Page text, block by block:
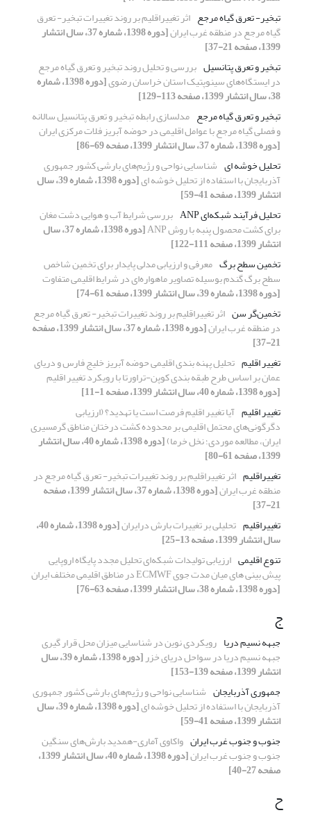
تبخیر- تعرق گیاه مرجع اثر تغییراقلیم بر روند تغییرات تبخیر- تعرق
گیاه مرجع در منطقه‌ غرب ایران [دوره 1398، شماره 37، سال انتشار
1399، صفحه 21-37]
تبخیر و تعرق پتانسیل بررسی و تحلیل روند تبخیر و تعرق گیاه مرجع
در ایستگاه‌های سینوپتیک استان خراسان رضوی [دوره 1398، شماره
38، سال انتشار 1399، صفحه 113-129]
تبخیر و تعرق گیاه مرجع مدلسازی رابطه تبخیر و تعرق پتانسیل سالانه
و فصلی گیاه مرجع با عوامل اقلیمی در حوضه آبریز فلات مرکزی ایران
[دوره 1398، شماره 37، سال انتشار 1399، صفحه 69-86]
تحلیل خوشه ای شناسایی نواحی و رژیم‌های بارشی کشور جمهوری
آذربایجان با استفاده از تحلیل خوشه ای [دوره 1398، شماره 39، سال
انتشار 1399، صفحه 41-59]
تحلیل فرآیند شبکه‌ای ANP
بررسی شرایط آب و هوایی دشت مغان
برای کشت محصول پنبه با روش ANP [دوره 1398، شماره 37، سال
انتشار 1399، صفحه 111-122]
تخمین سطح برگ معرفی و ارزیابی مدلی پایدار برای تخمین شاخص
سطح برگ گندم بوسیله تصاویر ماهواره‌ای در شرایط اقلیمی متفاوت
[دوره 1398، شماره 39، سال انتشار 1399، صفحه 61-74]
تخمین‌گر سن اثر تغییراقلیم بر روند تغییرات تبخیر- تعرق گیاه مرجع
در منطقه‌ غرب ایران [دوره 1398، شماره 37، سال انتشار 1399، صفحه
21-37]
تغییر اقلیم تحلیل پهنه بندی اقلیمی حوضه آبریز خلیج فارس و دریای
عمان بر اساس طرح طبقه بندی کوپن-تراورتا با رویکرد تغییر اقلیم
[دوره 1398، شماره 40، سال انتشار 1399، صفحه 1-11]
تغییر اقلیم آیا تغییر اقلیم فرصت است یا تهدید؟ (ارزیابی
دگرگونی‌های محتمل اقلیمی بر محدوده کشت درختان مناطق گرمسیری
ایران، مطالعه موردی؛ نخل خرما) [دوره 1398، شماره 40، سال انتشار
1399، صفحه 61-80]
تغییراقلیم اثر تغییراقلیم بر روند تغییرات تبخیر- تعرق گیاه مرجع در
منطقه‌ غرب ایران [دوره 1398، شماره 37، سال انتشار 1399، صفحه
21-37]
تغییراقلیم تحلیلی بر تغییرات بارش درایران [دوره 1398، شماره 40،
سال انتشار 1399، صفحه 13-25]
تنوع اقلیمی ارزیابی تولیدات شبکه‌ای تحلیل مجدد پایگاه اروپایی
پیش بینی های میان مدت جوی ECMWF در مناطق اقلیمی مختلف ایران
[دوره 1398، شماره 38، سال انتشار 1399، صفحه 63-76]
ج
جبهه نسیم دریا رویکردی نوین در شناسایی میزان محل قرار گیری
جبهه نسیم دریا در سواحل دریای خزر [دوره 1398، شماره 39، سال
انتشار 1399، صفحه 139-153]
جمهوری آذربایجان شناسایی نواحی و رژیم‌های بارشی کشور جمهوری
آذربایجان با استفاده از تحلیل خوشه ای [دوره 1398، شماره 39، سال
انتشار 1399، صفحه 41-59]
جنوب و جنوب غرب ایران واکاوی آماری-همدید بارش‌های سنگین
جنوب و جنوب غرب ایران [دوره 1398، شماره 40، سال انتشار 1399،
صفحه 27-40]
ح